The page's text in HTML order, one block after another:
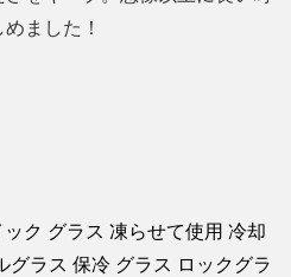
ました！
ク グラス 凍らせて使用 冷却
グラス 保冷 グラス ロックグラ